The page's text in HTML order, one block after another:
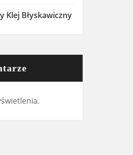
Klej Błyskawiczny